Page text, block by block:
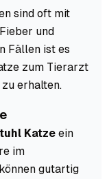
sind oft mit
und
Fällen ist es
zum Tierarzt
erhalten.
Katze ein
im
gutartig